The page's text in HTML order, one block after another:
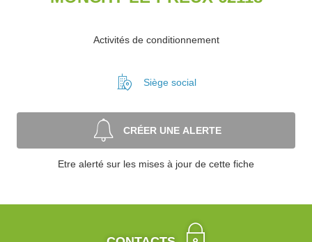
Activités de conditionnement
Siège social
CRÉER UNE ALERTE
Etre alerté sur les mises à jour de cette fiche